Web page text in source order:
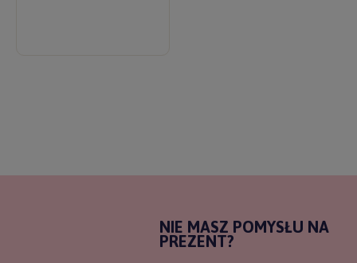
NIE MASZ POMYSŁU NA
PREZENT?